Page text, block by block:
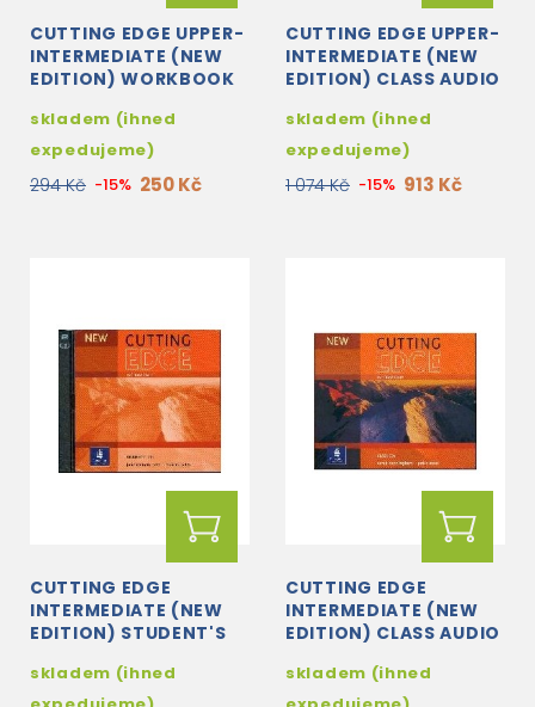
CUTTING EDGE UPPER-
INTERMEDIATE (NEW
EDITION) WORKBOOK
skladem (ihned
expedujeme)
294 Kč -15% 250 Kč
CUTTING EDGE UPPER-
INTERMEDIATE (NEW
EDITION) CLASS AUDIO
skladem (ihned
expedujeme)
1 074 Kč -15% 913 Kč
CUTTING EDGE
INTERMEDIATE (NEW
EDITION) STUDENT'S
skladem (ihned
CUTTING EDGE
INTERMEDIATE (NEW
EDITION) CLASS AUDIO
skladem (ihned